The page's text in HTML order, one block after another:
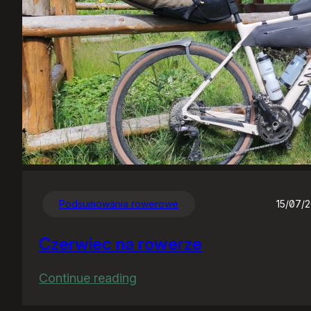
Podsumowania rowerowe 15/07/
Czerwiec na rowerze
Continue reading